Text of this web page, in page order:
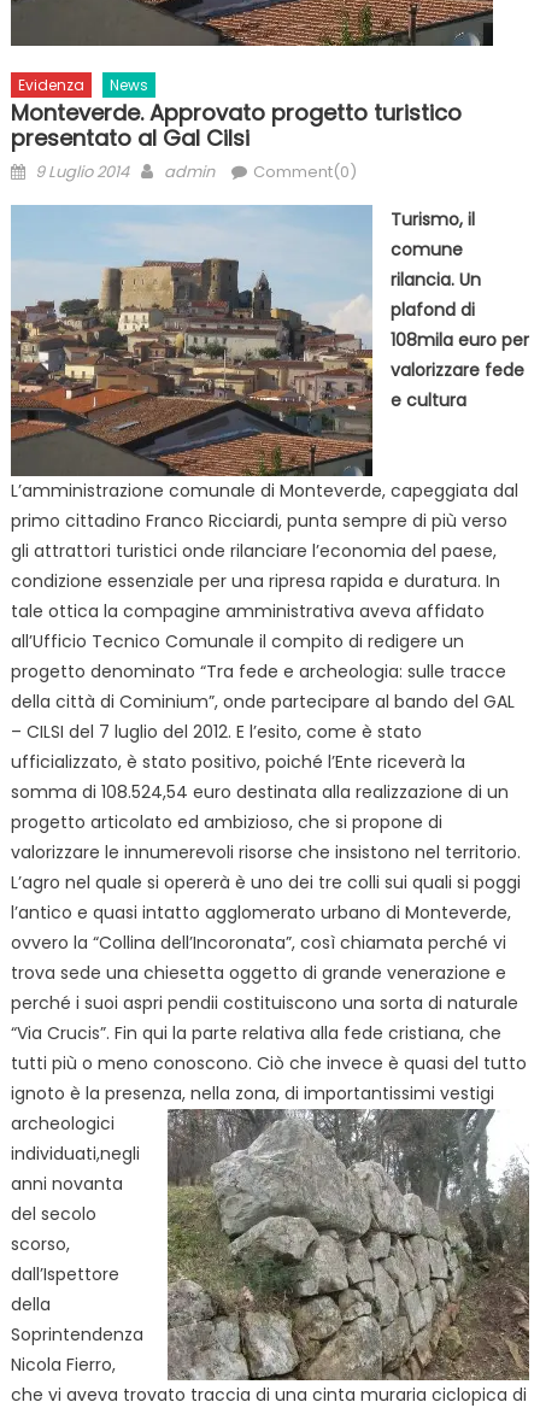
Evidenza News
Monteverde. Approvato progetto turistico
presentato al Gal Cilsi
Posted
9 Luglio 2014 Author
admin Comment(0)
Turismo, il
comune
rilancia. Un
plafond di
108mila euro per
valorizzare fede
e cultura
L’amministrazione comunale di Monteverde, capeggiata dal
primo cittadino Franco Ricciardi, punta sempre di più verso
gli attrattori turistici onde rilanciare l’economia del paese,
condizione essenziale per una ripresa rapida e duratura. In
tale ottica la compagine amministrativa aveva affidato
all’Ufficio Tecnico Comunale il compito di redigere un
progetto denominato “Tra fede e archeologia: sulle tracce
della città di Cominium”, onde partecipare al bando del GAL
– CILSI del 7 luglio del 2012. E l’esito, come è stato
ufficializzato, è stato positivo, poiché l’Ente riceverà la
somma di 108.524,54 euro destinata alla realizzazione di un
progetto articolato ed ambizioso, che si propone di
valorizzare le innumerevoli risorse che insistono nel territorio.
L’agro nel quale si opererà è uno dei tre colli sui quali si poggi
l’antico e quasi intatto agglomerato urbano di Monteverde,
ovvero la “Collina dell’Incoronata”, così chiamata perché vi
trova sede una chiesetta oggetto di grande venerazione e
perché i suoi aspri pendii costituiscono una sorta di naturale
“Via Crucis”. Fin qui la parte relativa alla fede cristiana, che
tutti più o meno conoscono. Ciò che invece è quasi del tutto
ignoto è la presenza, nella zona, di importantissimi vestigi
archeologici
individuati,negli
anni novanta
del secolo
scorso,
dall’Ispettore
della
Soprintendenza
Nicola Fierro,
che vi aveva trovato traccia di una cinta muraria ciclopica di